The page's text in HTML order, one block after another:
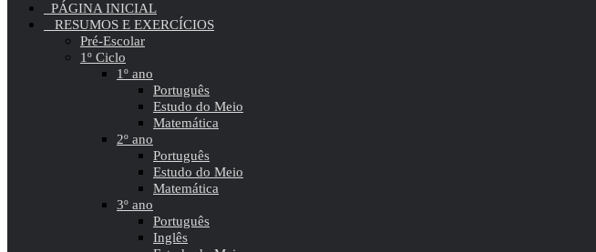
PÁGINA INICIAL
RESUMOS E EXERCÍCIOS
Pré-Escolar
1º Ciclo
1º ano
Português
Estudo do Meio
Matemática
2º ano
Português
Estudo do Meio
Matemática
3º ano
Português
Inglês